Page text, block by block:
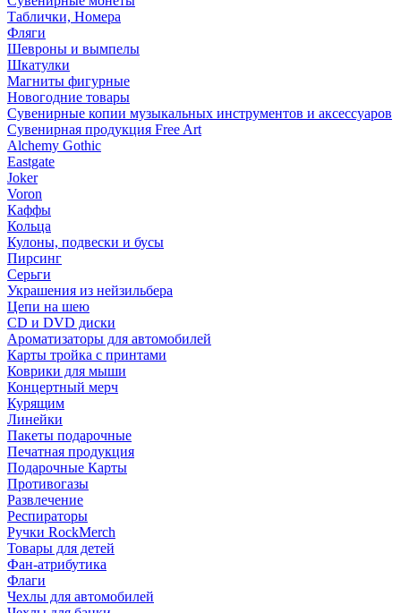
Таблички, Номера
Фляги
Шевроны и вымпелы
Шкатулки
Магниты фигурные
Новогодние товары
Сувенирные копии музыкальных инструментов и аксессуаров
Сувенирная продукция Free Art
Alchemy Gothic
Eastgate
Joker
Voron
Каффы
Кольца
Кулоны, подвески и бусы
Пирсинг
Серьги
Украшения из нейзильбера
Цепи на шею
CD и DVD диски
Ароматизаторы для автомобилей
Карты тройка с принтами
Коврики для мыши
Концертный мерч
Курящим
Линейки
Пакеты подарочные
Печатная продукция
Подарочные Карты
Противогазы
Развлечение
Респираторы
Ручки RockMerch
Товары для детей
Фан-атрибутика
Флаги
Чехлы для автомобилей